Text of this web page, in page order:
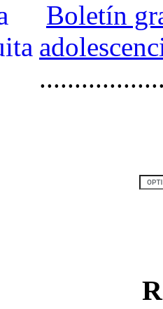
Boletín